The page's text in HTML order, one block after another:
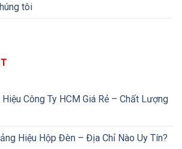
tôi
Hiệu Công Ty HCM Giá Rẻ – Chất Lượng
Hiệu Hộp Đèn – Địa Chỉ Nào Uy Tín?